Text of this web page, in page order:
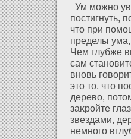
Ум можно
постигнуть,
что при
пределы
Чем глубже
сам
вновь
это то, что
дерево,
заκрοйте
звездами,
немного